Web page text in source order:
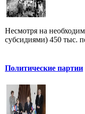
Несмотря на
субсидиями) 450 тыс.
Политические партии